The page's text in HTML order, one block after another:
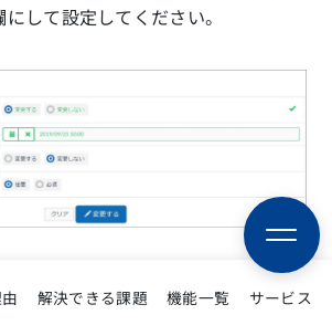
解決できる課題 機能一覧 サービス
して設定してください。